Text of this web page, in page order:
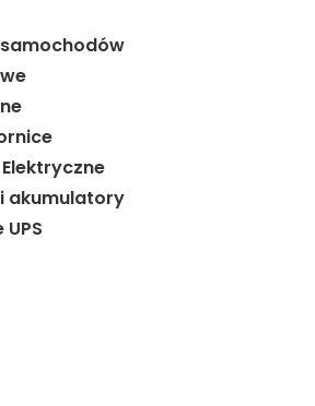
akumulatory